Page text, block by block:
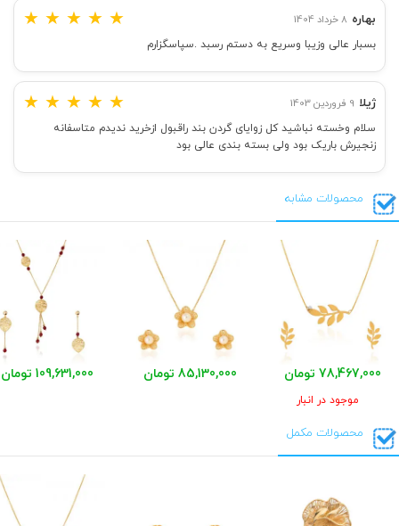
بهاره 8 خرداد 1404 ★ ★ ★ ★ ★
بسبار عالی وزیبا وسریع به دستم رسبد .سپاسگزارم
ژیلا 9 فروردین 1403 ★ ★ ★ ★ ★
سلام وخسته نباشید کل زوایای گردن بند راقبول ازخرید ندیدم متاسفانه
زنجیرش باریک بود ولی بسته بندی عالی بود
محصولات مشابه
78,467,000 تومان
موجود در انبار
85,130,000 تومان 109,631,000 تومان
محصولات مکمل